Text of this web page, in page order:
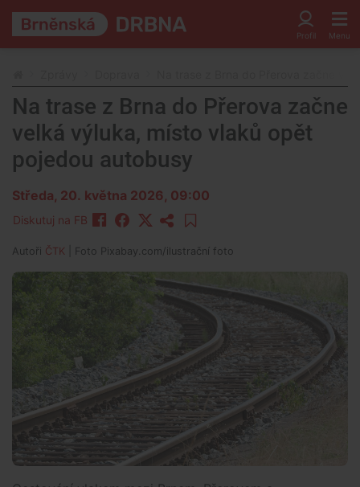
Na trase z Brna do Přerova začne
velká výluka, místo vlaků opět
pojedou autobusy
Středa, 20. května 2026, 09:00
Diskutuj na FB
Autoři ČTK | Foto Pixabay.com/ilustrační foto